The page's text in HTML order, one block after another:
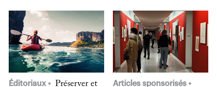
Éditoriaux
Préserver et
Articles sponsorisés